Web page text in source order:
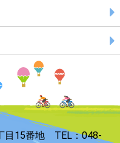
目15番地 TEL：048-